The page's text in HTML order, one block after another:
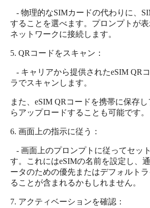
- 物理的なSIMカードの代わりに、
することを選べます。プロンプトが
ネットワークに接続します。
5. QRコードをスキャン：
- キャリアから提供されたeSIM QR
ラでスキャンします。
また、eSIM QRコードを携帯に保存
らアップロードすることも可能です。
6. 画面上の指示に従う：
- 画面上のプロンプトに従ってセッ
す。これにはeSIMの名前を設定し、
ータのための優先またはデフォルト
ることが含まれるかもしれません。
7. アクティベーションを確認：